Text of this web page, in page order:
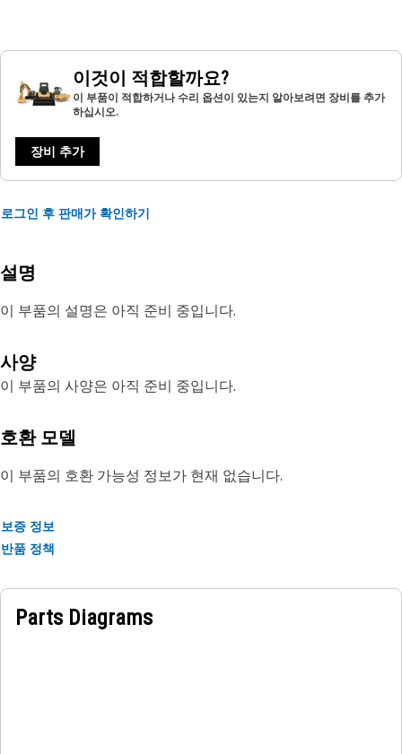
이것이 적합할까요?
이 부품이 적합하거나 수리 옵션이 있는지 알아보려면 장비를 추가
하십시오.
장비 추가
로그인 후 판매가 확인하기
설명
이 부품의 설명은 아직 준비 중입니다.
사양
이 부품의 사양은 아직 준비 중입니다.
호환 모델
이 부품의 호환 가능성 정보가 현재 없습니다.
보증 정보
반품 정책
Parts Diagrams